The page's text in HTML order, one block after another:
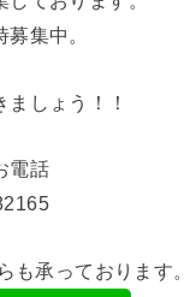
集中。
しょう！！
電話
も承っております。